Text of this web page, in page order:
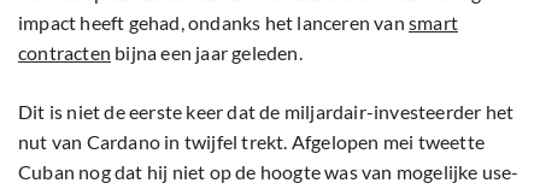
impact heeft gehad, ondanks het lanceren vansmart
contracten bijna een jaar geleden.
Dit is niet de eerste keer dat de miljardair-investeerder het
nut van Cardano in twijfel trekt. Afgelopen mei tweette
Cuban nog dat hij niet op de hoogte was van mogelijke use-